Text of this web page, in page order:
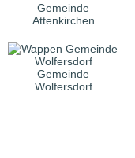
Gemeinde
Attenkirchen
Gemeinde
Wolfersdorf